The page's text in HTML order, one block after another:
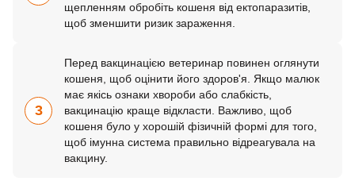
щепленням обробіть кошеня від ектопаразитів,
щоб зменшити ризик зараження.
3
Перед вакцинацією ветеринар повинен оглянути
кошеня, щоб оцінити його здоров'я. Якщо малюк
має якісь ознаки хвороби або слабкість,
вакцинацію краще відкласти. Важливо, щоб
кошеня було у хорошій фізичній формі для того,
щоб імунна система правильно відреагувала на
вакцину.